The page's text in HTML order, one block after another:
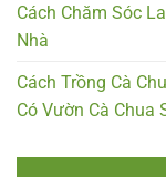
Cách Chăm Sóc
Nhà
Cách Trồng Cà
Có Vườn Cà Chua